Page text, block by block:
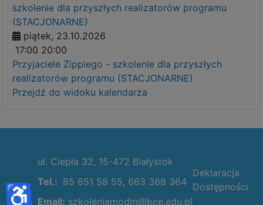
szkolenie dla przyszłych realizatorów programu
(STACJONARNE)
piątek, 23.10.2026
17:00 20:00
Przyjaciele Zippiego - szkolenie dla przyszłych
realizatorów programu (STACJONARNE)
Przejdź do widoku kalendarza
ul. Ciepła 32, 15-472 Białystok
Tel.: 85 651 58 55, 663 368 364
Email: szkoleniamodm@bce.edu.pl
Deklaracja
Dostępności